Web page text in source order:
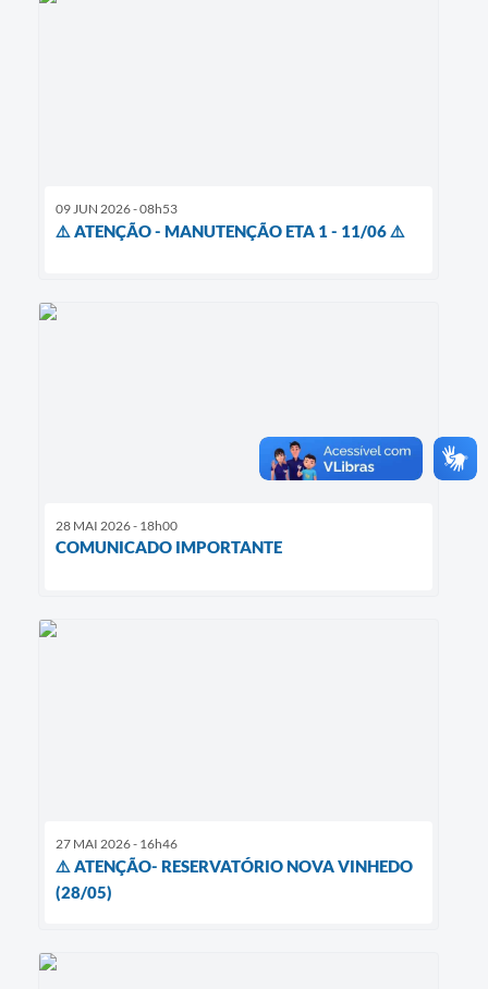
09 JUN 2026 - 08h53
⚠️ ATENÇÃO - MANUTENÇÃO ETA 1 - 11/06 ⚠️
28 MAI 2026 - 18h00
COMUNICADO IMPORTANTE
27 MAI 2026 - 16h46
⚠️ ATENÇÃO- RESERVATÓRIO NOVA VINHEDO
(28/05)